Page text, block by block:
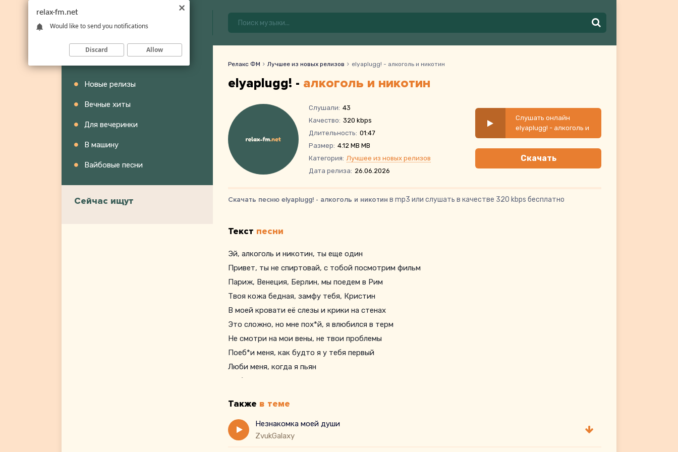
Новые релизы
Вечные хиты
Для вечеринки
В машину
Вайбовые песни
Сейчас ищут
Релакс ФМ Лучшее из новых релизов elyaplugg! - алкоголь и никотин
elyaplugg! - алкоголь и никотин
Слушали: 43
Качество: 320 kbps
Длительность: 01:47
Размер: 4.12 MB MB
Категория: Лучшее из новых релизов
Дата релиза: 26.06.2026
Слушать онлайн
elyaplugg! - алкоголь и
никотин
Скачать
Скачать песню elyaplugg! - алкоголь и никотин в mp3 или слушать в качестве 320 kbps бесплатно
Текст песни
Эй, алкоголь и никотин, ты еще один
Привет, ты не спиртовай, с тобой посмотрим фильм
Париж, Венеция, Берлин, мы поедем в Рим
Твоя кожа бедная, замфу тебя, Кристин
В моей кровати её слезы и крики на стенах
Это сложно, но мне пох*й, я влюбился в терм
Не смотри на мои вены, не твои проблемы
Поеб*и меня, как будто я у тебя первый
Люби меня, когда я пьян
Люби меня, каждый из ян
Также в теме
Незнакомка моей души
ZvukGalaxy
relax-fm.net
Would like to send you notifications
Discard Allow